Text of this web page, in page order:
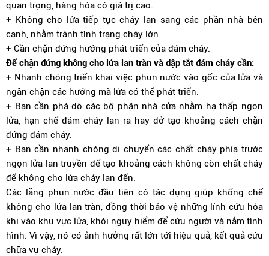
quan trọng, hàng hóa có giá trị cao.
+ Không cho lửa tiếp tục cháy lan sang các phần nhà bên
cạnh, nhằm tránh tình trạng cháy lớn
+ Cần chặn đứng hướng phát triển của đám cháy.
Để chặn đứng không cho lửa lan tràn và dập tắt đám cháy cần:
+ Nhanh chóng triển khai việc phun nước vào gốc của lửa và
ngăn chặn các hướng mà lửa có thể phát triển.
+ Bạn cần phá dỡ các bộ phận nhà cửa nhằm hạ thấp ngọn
lửa, hạn chế đám cháy lan ra hay dở tạo khoảng cách chặn
đứng đám cháy.
+ Bạn cần nhanh chóng di chuyển các chất cháy phía trước
ngọn lửa lan truyền để tạo khoảng cách không còn chất cháy
để không cho lửa cháy lan đến.
Các lăng phun nước đầu tiên có tác dụng giúp khống chế
không cho lửa lan tràn, đồng thời bảo vệ những lính cứu hỏa
khi vào khu vực lửa, khói nguy hiểm để cứu người và nắm tình
hình. Vì vậy, nó có ảnh hưởng rất lớn tới hiệu quả, kết quả cứu
chữa vụ cháy.